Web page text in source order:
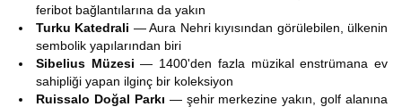
feribot bağlantılarına da yakın
Turku Katedrali — Aura Nehri kıyısından görülebilen, ülkenin
sembolik yapılarından biri
Sibelius Müzesi — 1400'den fazla müzikal enstrümana ev
sahipliği yapan ilginç bir koleksiyon
Ruissalo Doğal Parkı — şehir merkezine yakın, golf alanına